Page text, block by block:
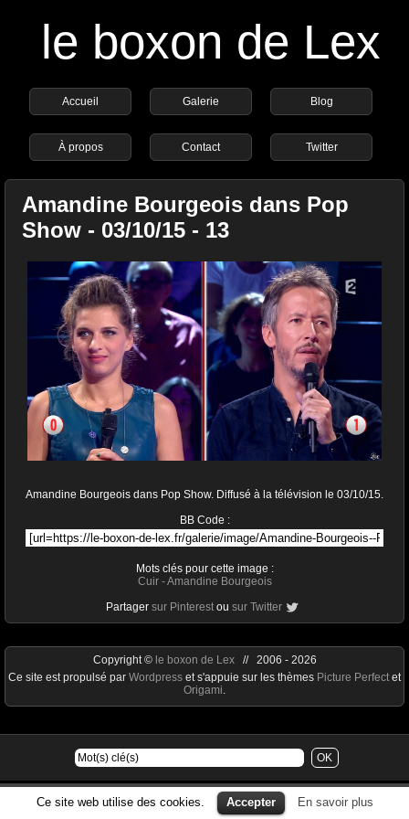
le boxon de Lex
Accueil Galerie Blog
À propos Contact Twitter
Amandine Bourgeois dans Pop
Show - 03/10/15 - 13
Amandine Bourgeois dans Pop Show. Diffusé à la télévision le 03/10/15.
BB Code :
Mots clés pour cette image :
Cuir-Amandine Bourgeois
Partager sur Pinterest ou sur Twitter
Ce site web utilise des cookies. Accepter En savoir plus
Copyright © le boxon de Lex// 2006 - 2026
Ce site est propulsé par Wordpress et s'appuie sur les thèmes Picture Perfect et
Origami.